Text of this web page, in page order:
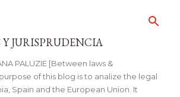
Y JURISPRUDENCIA
PALUZIE [Between laws &
of this blog is to analize the legal
Spain and the European Union. It